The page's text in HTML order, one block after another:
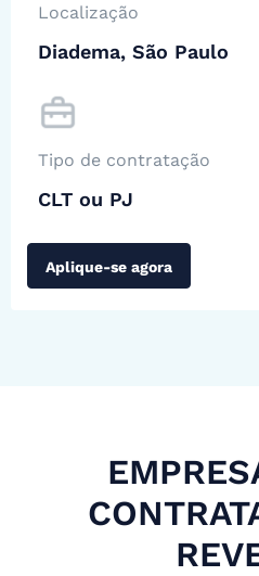
Localização
Diadema, São Paulo
Tipo de contratação
CLT ou PJ
Aplique-se agora